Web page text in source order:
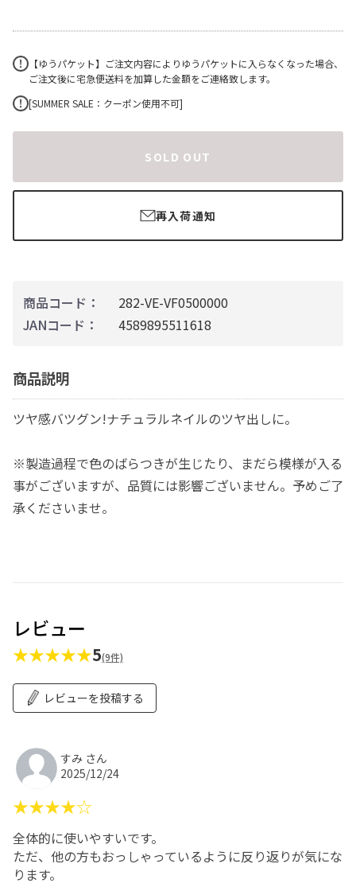
商品コード：
282-VE-VF0500000
JANコード：
4589895511618
商品説明
ツヤ感バツグン!ナチュラルネイルのツヤ出しに。
※製造過程で色のばらつきが生じたり、まだら模様が入る
事がございますが、品質には影響ございません。予めご了
承くださいませ。
【ゆうパケット】ご注文内容によりゆうパケットに入らなくなった場合、
ご注文後に宅急便送料を加算した金額をご連絡致します。
[SUMMER SALE：クーポン使用不可]
SOLD OUT
再入荷通知
レビュー
★★★★★5(9件)
レビューを投稿する
すみ さん
2025/12/24
★★★★☆
全体的に使いやすいです。
ただ、他の方もおっしゃっているように反り返りが気にな
ります。